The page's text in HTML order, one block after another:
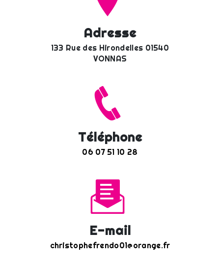
Adresse
133 Rue des Hirondelles 01540
VONNAS
Téléphone
06 07 51 10 28
E-mail
christophefrendo01@orange.fr